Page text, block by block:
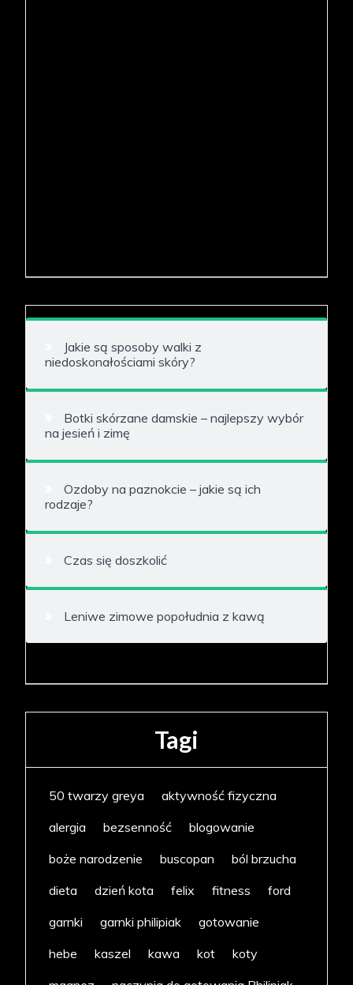
Jakie są sposoby walki z
niedoskonałościami skóry?
Botki skórzane damskie – najlepszy wybór
na jesień i zimę
Ozdoby na paznokcie – jakie są ich
rodzaje?
Czas się doszkolić
Leniwe zimowe popołudnia z kawą
Tagi
50 twarzy greya
aktywność fizyczna
alergia
bezsenność
blogowanie
boże narodzenie
buscopan
ból brzucha
dieta
dzień kota felix fitness
ford
garnki
garnki philipiak
gotowanie
hebe
kaszel kawa kot
koty